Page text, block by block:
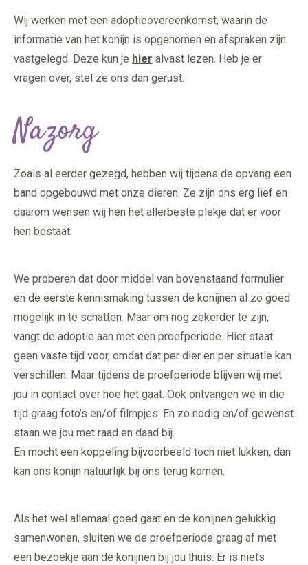
Wij werken met een adoptieovereenkomst, waarin de
informatie van het konijn is opgenomen en afspraken zijn
vastgelegd. Deze kun je hier alvast lezen. Heb je er
vragen over, stel ze ons dan gerust.
Nazorg
Zoals al eerder gezegd, hebben wij tijdens de opvang een
band opgebouwd met onze dieren. Ze zijn ons erg lief en
daarom wensen wij hen het allerbeste plekje dat er voor
hen bestaat.
We proberen dat door middel van bovenstaand formulier
en de eerste kennismaking tussen de konijnen al zo goed
mogelijk in te schatten. Maar om nog zekerder te zijn,
vangt de adoptie aan met een proefperiode. Hier staat
geen vaste tijd voor, omdat dat per dier en per situatie kan
verschillen. Maar tijdens de proefperiode blijven wij met
jou in contact over hoe het gaat. Ook ontvangen we in die
tijd graag foto’s en/of filmpjes. En zo nodig en/of gewenst
staan we jou met raad en daad bij.
En mocht een koppeling bijvoorbeeld toch niet lukken, dan
kan ons konijn natuurlijk bij ons terug komen.
Als het wel allemaal goed gaat en de konijnen gelukkig
samenwonen, sluiten we de proefperiode graag af met
een bezoekje aan de konijnen bij jou thuis. Er is niets